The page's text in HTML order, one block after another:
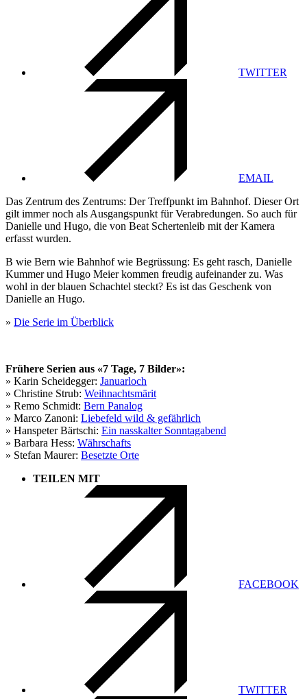
TWITTER
EMAIL
Das Zentrum des Zentrums: Der Treffpunkt im Bahnhof. Dieser Ort
gilt immer noch als Ausgangspunkt für Verabredungen. So auch für
Danielle und Hugo, die von Beat Schertenleib mit der Kamera
erfasst wurden.
B wie Bern wie Bahnhof wie Begrüssung: Es geht rasch, Danielle
Kummer und Hugo Meier kommen freudig aufeinander zu. Was
wohl in der blauen Schachtel steckt? Es ist das Geschenk von
Danielle an Hugo.
» Die Serie im Überblick
Frühere Serien aus «7 Tage, 7 Bilder»:
» Karin Scheidegger: Januarloch
» Christine Strub: Weihnachtsmärit
» Remo Schmidt: Bern Panalog
» Marco Zanoni: Liebefeld wild & gefährlich
» Hanspeter Bärtschi: Ein nasskalter Sonntagabend
» Barbara Hess: Währschafts
» Stefan Maurer: Besetzte Orte
TEILEN MIT
FACEBOOK
TWITTER